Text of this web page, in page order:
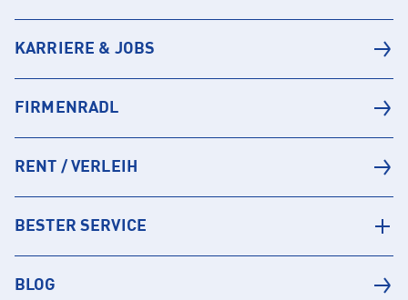
KARRIERE & JOBS
FIRMENRADL
RENT / VERLEIH
BESTER SERVICE
BLOG